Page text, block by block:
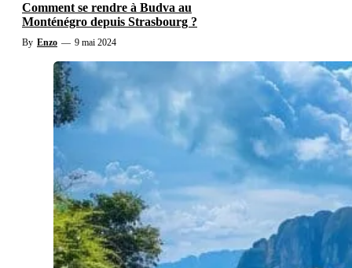
Comment se rendre à Budva au
Monténégro depuis Strasbourg ?
By Enzo — 9 mai 2024